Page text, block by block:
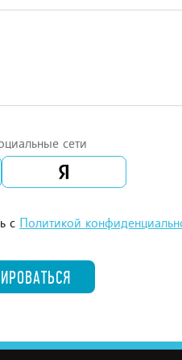
сети
с Политикой